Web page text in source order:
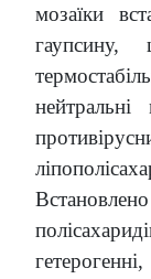
мозаїки